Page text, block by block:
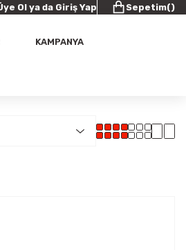
Ol ya da Giriş Yap Sepetim()
KAMPANYA